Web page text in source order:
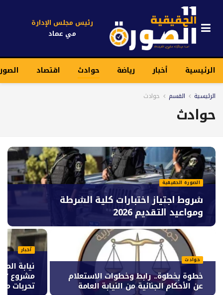
رئيس مجلس الإدارة
مي عماد
الرئيسية أخبار رياضة حوادث اقتصاد
الرئيسية القسم حوادث
حوادث
الصورة الحقيقية
شروط اجتياز اختبارات كلية الشرطة
ومواعيد التقديم 2026
حوادث
خطوة بخطوة.. رابط وخطوات الاستعلام
عن الأحكام الجنائية من النيابة العامة
أخبار
نيابة
مشروع
تحريات